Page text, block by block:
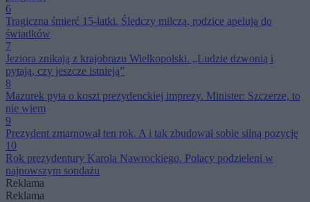
6
Tragiczna śmierć 15-latki. Śledczy milczą, rodzice apelują do
świadków
7
Jeziora znikają z krajobrazu Wielkopolski. „Ludzie dzwonią i
pytają, czy jeszcze istnieją”
8
Mazurek pyta o koszt prezydenckiej imprezy. Minister: Szczerze, to
nie wiem
9
Prezydent zmarnował ten rok. A i tak zbudował sobie silną pozycję
10
Rok prezydentury Karola Nawrockiego. Polacy podzieleni w
najnowszym sondażu
Reklama
Reklama